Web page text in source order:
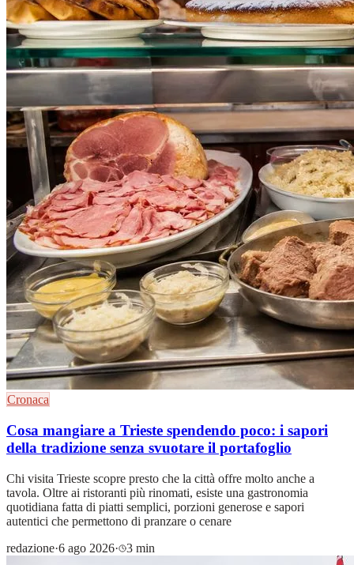
Cronaca
Cosa mangiare a Trieste spendendo poco: i sapori
della tradizione senza svuotare il portafoglio
Chi visita Trieste scopre presto che la città offre molto anche a
tavola. Oltre ai ristoranti più rinomati, esiste una gastronomia
quotidiana fatta di piatti semplici, porzioni generose e sapori
autentici che permettono di pranzare o cenare
redazione·6 ago 2026· 3 min